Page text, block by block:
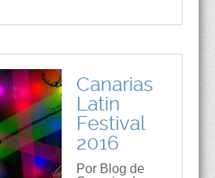
Canarias
Latin
Festival
2016
Por Blog de